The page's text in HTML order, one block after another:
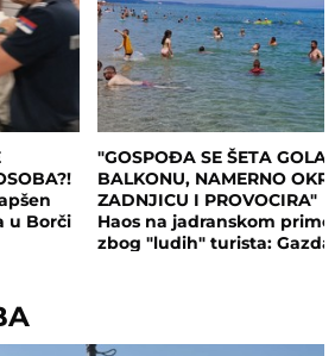
u Borči
"GOSPOĐA SE ŠETA GOLA
BALKONU, NAMERNO
ZADNJICU I PROVOCIRA"
Haos na jadranskom
zbog "ludih" turista: